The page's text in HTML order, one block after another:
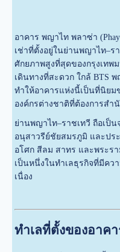
อาคาร พญาไท พลาซ่า
เช่าที่ตั้งอยู่ในย่านพญาไท–ร
ศักยภาพสูงที่สุดของกรุงเทพ
เดินทางที่สะดวก ใกล้ BTS
ทำให้อาคารแห่งนี้เป็นที่นิยม
องค์กรต่างชาติที่ต้องการสำ
ย่านพญาไท–ราชเทวี ถือเป็
อนุสาวรีย์ชัยสมรภูมิ และปร
อโศก สีลม สาทร และพระร
เป็นหนึ่งในทำเลธุรกิจที่มีคว
เนื่อง
ทำเลที่ตั้งของอาค